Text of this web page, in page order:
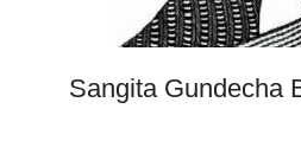
Sangita Gundecha